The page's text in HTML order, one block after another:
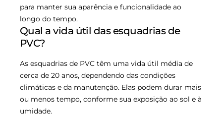
para manter sua aparência e funcionalidade ao
longo do tempo.
Qual a vida útil das esquadrias de
PVC?
As esquadrias de PVC têm uma vida útil média de
cerca de 20 anos, dependendo das condições
climáticas e da manutenção. Elas podem durar mais
ou menos tempo, conforme sua exposição ao sol e à
umidade.